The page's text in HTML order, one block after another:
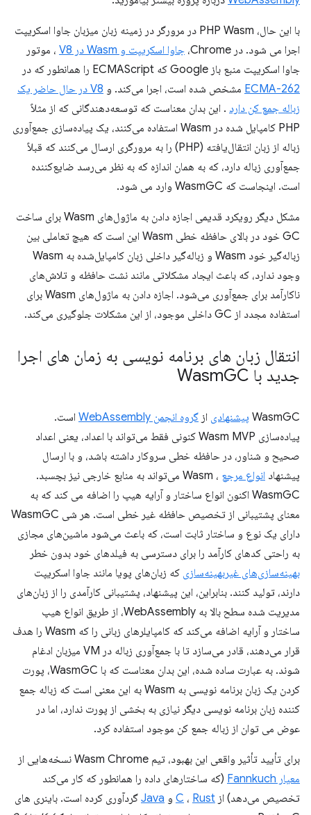
با این حال، PHP Wasm در مرورگر در زمینه زبان میزبان جاوا اسکریپت
اجرا می شود. در Chrome،
جاوا اسکریپت و Wasm در V8
، موتور
جاوا اسکریپت منبع باز Google که ECMAScript را همانطور که در
ECMA-262 مشخص شده است، اجرا می‌کند. و
V8 در حال حاضر یک
زباله جمع کن دارد . این بدان معناست که توسعه‌دهندگانی که از مثلاً
PHP کامپایل شده در Wasm استفاده می‌کنند، یک پیاده‌سازی جمع‌آوری
زباله از زبان انتقال‌یافته (PHP) را به مرورگری ارسال می‌کنند که قبلاً
جمع‌آوری زباله دارد، که به همان اندازه که به نظر می‌رسد ضایع‌کننده
است. اینجاست که WasmGC وارد می شود.
مشکل دیگر رویکرد قدیمی اجازه دادن به ماژول‌های Wasm برای ساخت
GC خود در بالای حافظه خطی Wasm این است که هیچ تعاملی بین
زباله‌گیر خود Wasm و زباله‌گیر داخلی زبان کامپایل‌شده به Wasm
وجود ندارد، که باعث ایجاد مشکلاتی مانند نشت حافظه و تلاش‌های
ناکارآمد برای جمع‌آوری می‌شود. اجازه دادن به ماژول‌های Wasm برای
استفاده مجدد از GC داخلی موجود، از این مشکلات جلوگیری می‌کند.
انتقال زبان های برنامه نویسی به زمان های اجرا
جدید با Wasm GC
WasmGC پیشنهادی از گروه انجمن WebAssembly
است.
پیاده‌سازی Wasm MVP کنونی فقط می‌تواند با اعداد، یعنی اعداد
صحیح و شناور، در حافظه خطی سروکار داشته باشد، و با ارسال
پیشنهاد انواع مرجع
، Wasm می‌تواند به منابع خارجی نیز بچسبد.
WasmGC اکنون انواع ساختار و آرایه هیپ را اضافه می کند که به
معنای پشتیبانی از تخصیص حافظه غیر خطی است. هر شی WasmGC
دارای یک نوع و ساختار ثابت است، که باعث می‌شود ماشین‌های مجازی
به راحتی کدهای کارآمد را برای دسترسی به فیلدهای خود بدون خطر
بهینه‌سازی‌های غیربهینه‌سازی که زبان‌های پویا مانند جاوا اسکریپت
دارند، تولید کنند. بنابراین، این پیشنهاد، پشتیبانی کارآمدی را از زبان‌های
مدیریت شده سطح بالا به WebAssembly، از طریق انواع هیپ
ساختار و آرایه اضافه می‌کند که کامپایلرهای زبانی را که Wasm را هدف
قرار می‌دهند، قادر می‌سازد تا با جمع‌آوری زباله در VM میزبان ادغام
شوند. به عبارت ساده شده، این بدان معناست که با WasmGC، پورت
کردن یک زبان برنامه نویسی به Wasm به این معنی است که زباله جمع
کننده زبان برنامه نویسی دیگر نیازی به بخشی از پورت ندارد، اما در
عوض می توان از زباله جمع کن موجود استفاده کرد.
برای تأیید تأثیر واقعی این بهبود، تیم Wasm Chrome نسخه‌هایی از
معیار Fannkuch
(که ساختارهای داده را همانطور که کار می‌کند
تخصیص می‌دهد) از
C ، Rust و Java گردآوری کرده است. باینری های